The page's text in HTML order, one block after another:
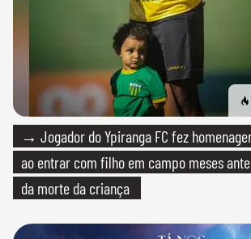
→ Jogador do Ypiranga FC fez
ao entrar com filho em campo meses
da morte da criança